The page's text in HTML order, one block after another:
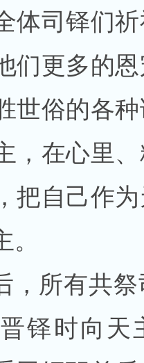
体司铎们
们更多的
世俗的各
，在心里
把自己作
，所有共祭
铎时向天